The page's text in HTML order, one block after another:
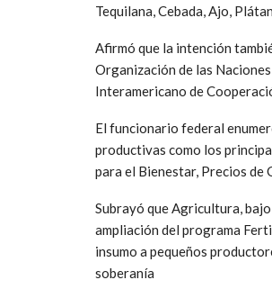
Tequilana, Cebada, Ajo,
Afirmó que la intención
Organización de las
Interamericano de
El funcionario federal
productivas como los
para el Bienestar, Precios de
Subrayó que Agricultura,
ampliación del programa
insumo a pequeños
soberanía